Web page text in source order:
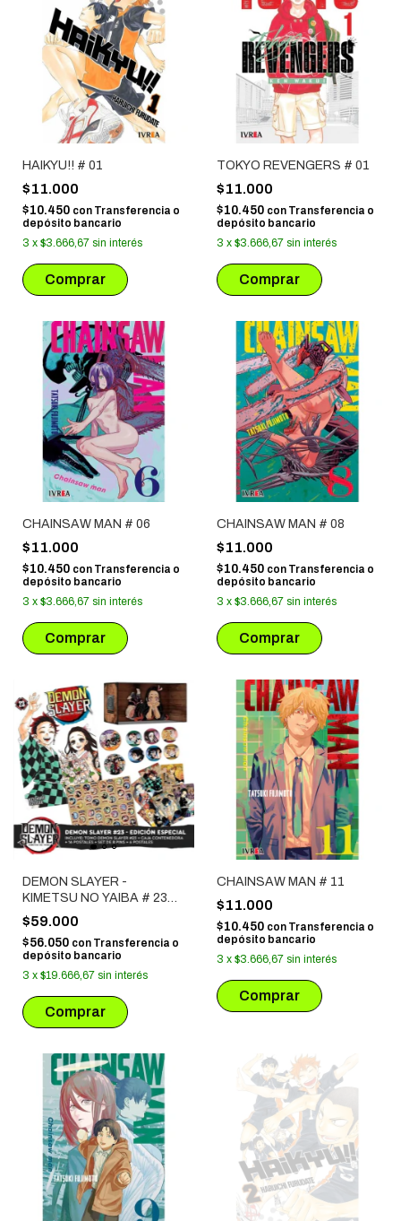
HAIKYU!! # 01
$11.000
$10.450 con Transferencia o
depósito bancario
3 x $3.666,67 sin interés
TOKYO REVENGERS # 01
$11.000
$10.450 con Transferencia o
depósito bancario
3 x $3.666,67 sin interés
CHAINSAW MAN # 06
$11.000
$10.450 con Transferencia o
depósito bancario
3 x $3.666,67 sin interés
CHAINSAW MAN # 08
$11.000
$10.450 con Transferencia o
depósito bancario
3 x $3.666,67 sin interés
DEMON SLAYER -
KIMETSU NO YAIBA # 23
(EDICION ESPECIAL) NO
INCLUYE TOMO 1 AL 22
$59.000
$56.050 con Transferencia o
depósito bancario
3 x $19.666,67 sin interés
CHAINSAW MAN # 11
$11.000
$10.450 con Transferencia o
depósito bancario
3 x $3.666,67 sin interés